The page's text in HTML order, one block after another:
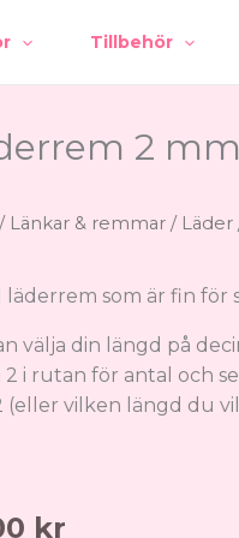
Tillbehör
2
/ Länkar & remmar / Läder
läderrem som är fin för
välja din längd på
2 i rutan för antal och
(eller vilken längd du
kr